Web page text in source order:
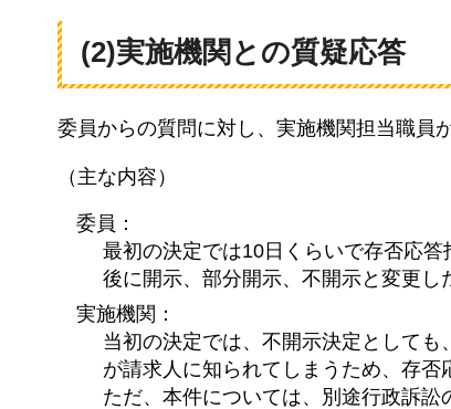
(2)実施機関との質疑応答
委員からの質問に対し、実施機関担当職員
（主な内容）
委員：
最初の決定では10日くらいで存否応
後に開示、部分開示、不開示と変更し
実施機関：
当初の決定では、不開示決定として
が請求人に知られてしまうため、存否
ただ、本件については、別途行政訴